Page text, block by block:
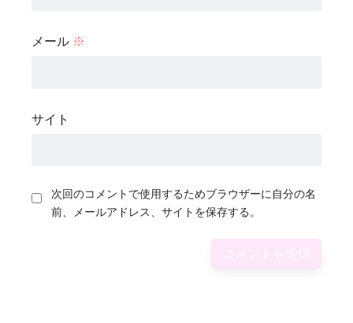
メール ※
サイト
次回のコメントで使用するためブラウザーに自分の名
前、メールアドレス、サイトを保存する。